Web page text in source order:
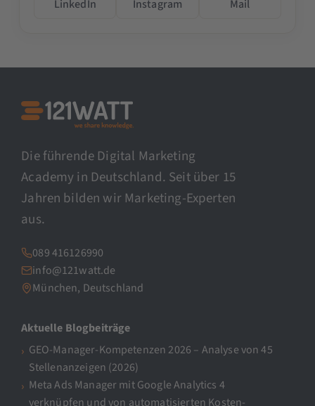
LinkedIn
Instagram Mail
Die führende Digital Marketing
Academy in Deutschland. Seit über 15
Jahren bilden wir Marketing-Experten
aus.
089 416126990
info@121watt.de
München, Deutschland
Aktuelle Blogbeiträge
GEO-Manager-Kompetenzen 2026 – Analyse von 45
Stellenanzeigen (2026)
Meta Ads Manager mit Google Analytics 4
verknüpfen und von automatisierten Kosten-